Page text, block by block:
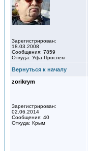
Зарегистрирован:
18.03.2008
Сообщения: 7859
Откуда: Уфа-Проспект
Вернуться к началу
zorikrym
Зарегистрирован:
02.06.2014
Сообщения: 40
Откуда: Крым